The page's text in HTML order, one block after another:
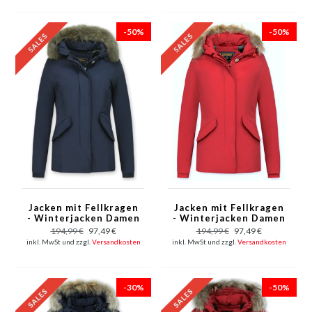
-50%
Jacken mit Fellkragen
- Winterjacken Damen
Kurze - Kleine
Pelzkragen - Wooly -
Blau
194,99 € 97,49 €
inkl. MwSt und zzgl. Versandkosten
-50%
Jacken mit Fellkragen
- Winterjacken Damen
Kurze - Kleine
Pelzkragen - Wooly -
Rot
194,99 € 97,49 €
inkl. MwSt und zzgl. Versandkosten
-30% -50%